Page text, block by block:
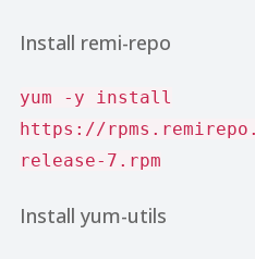
Install remi-repo
yum -y install
https://
release-7.rpm
Install yum-utils